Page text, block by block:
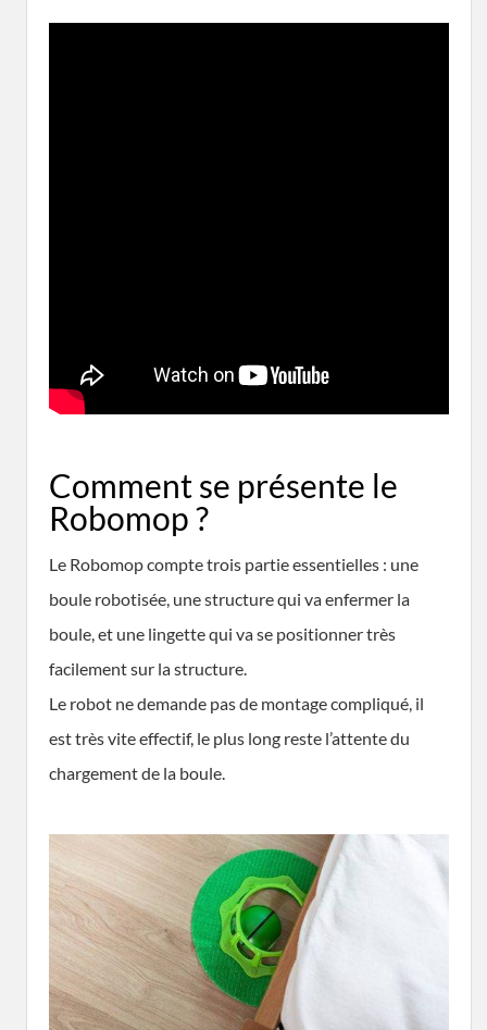
Comment se présente le
Robomop ?
Le Robomop compte trois partie essentielles : une
boule robotisée, une structure qui va enfermer la
boule, et une lingette qui va se positionner très
facilement sur la structure.
Le robot ne demande pas de montage compliqué, il
est très vite effectif, le plus long reste l’attente du
chargement de la boule.